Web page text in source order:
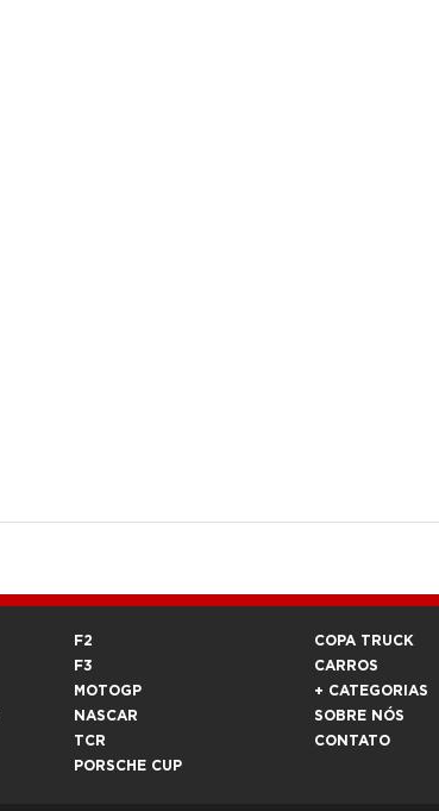
F2
F3
MOTOGP
NASCAR
TCR
PORSCHE CUP
COPA TRUCK
CARROS
+ CATEGORIAS
SOBRE NÓS
CONTATO